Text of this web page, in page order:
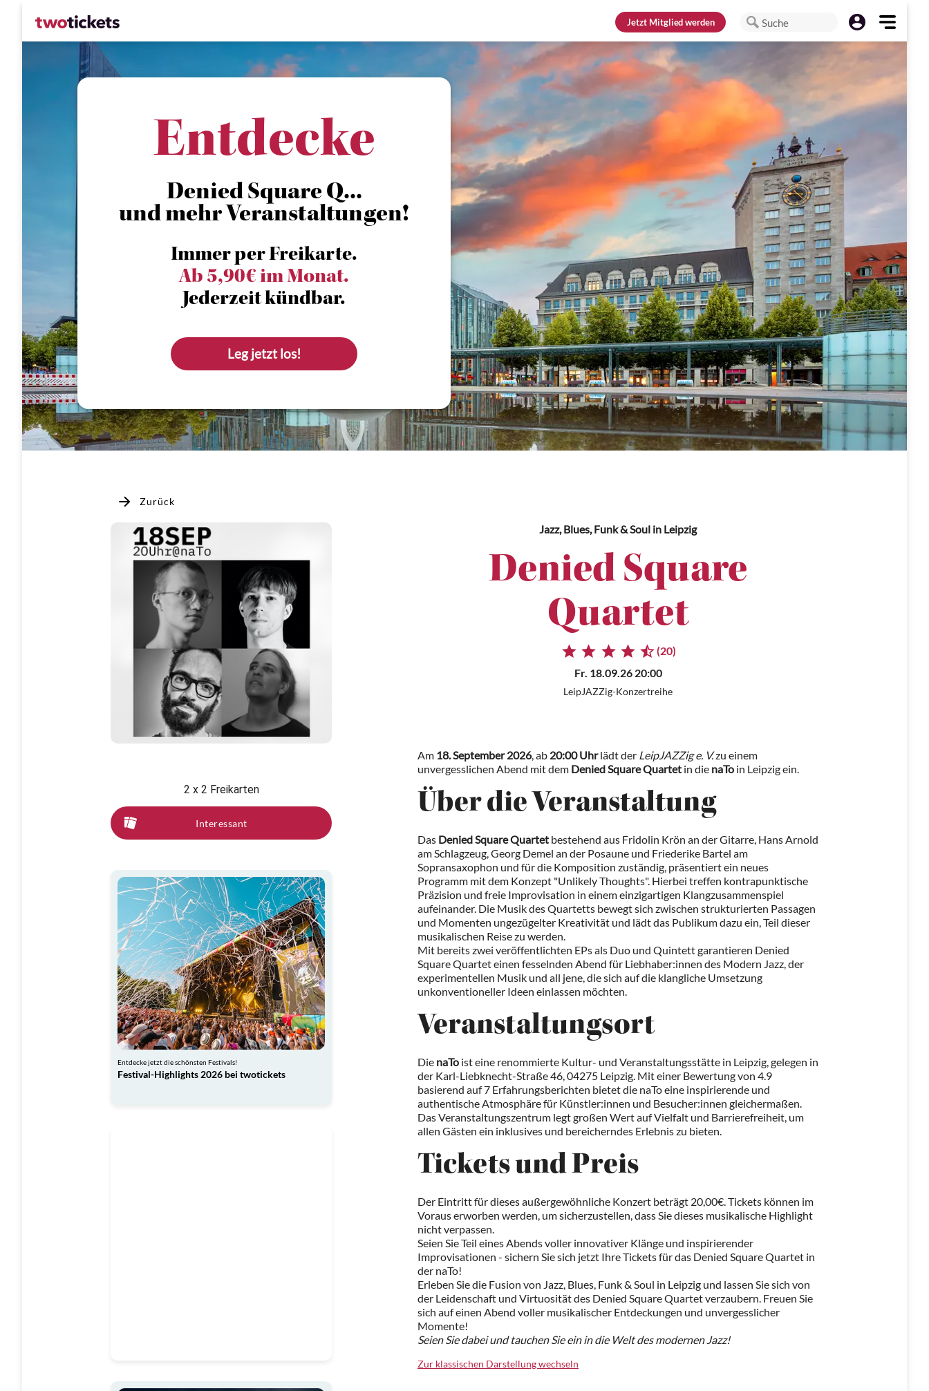
JetztMitglied werden Suche
Entdecke
Denied Square Q...
und mehr Veranstaltungen!
Immer per Freikarte.
Ab 5,90€ im Monat.
Jederzeit kündbar.
Leg jetzt los!
Zurück
2 x 2 Freikarten
Interessant
Entdecke jetzt die schönsten Festivals!
Festival-Highlights 2026 bei twotickets
Jazz, Blues, Funk & Soul in Leipzig
Denied Square
Quartet
(20)
Fr. 18.09.26 20:00
LeipJAZZig-Konzertreihe
Am 18. September 2026, ab 20:00 Uhrlädt der LeipJAZZig e. V.zu einem
unvergesslichen Abend mit dem Denied Square Quartet in die naTo in Leipzig ein.
Über die Veranstaltung
Das Denied Square Quartet bestehend aus Fridolin Krön an der Gitarre, Hans Arnold
am Schlagzeug, Georg Demel an der Posaune und Friederike Bartel am
Sopransaxophon und für die Komposition zuständig, präsentiert ein neues
Programm mit dem Konzept "Unlikely Thoughts". Hierbei treffen kontrapunktische
Präzision und freie Improvisation in einem einzigartigen Klangzusammenspiel
aufeinander. Die Musik des Quartetts bewegt sich zwischen strukturierten Passagen
und Momenten ungezügelter Kreativität und lädt das Publikum dazu ein, Teil dieser
musikalischen Reise zu werden.
Mit bereits zwei veröffentlichten EPs als Duo und Quintett garantieren Denied
Square Quartet einen fesselnden Abend für Liebhaber:innen des Modern Jazz, der
experimentellen Musik und all jene, die sich auf die klangliche Umsetzung
unkonventioneller Ideen einlassen möchten.
Veranstaltungsort
Die naTo ist eine renommierte Kultur- und Veranstaltungsstätte in Leipzig, gelegen in
der Karl-Liebknecht-Straße 46, 04275 Leipzig. Mit einer Bewertung von 4.9
basierend auf 7 Erfahrungsberichten bietet die naTo eine inspirierende und
authentische Atmosphäre für Künstler:innen und Besucher:innen gleichermaßen.
Das Veranstaltungszentrum legt großen Wert auf Vielfalt und Barrierefreiheit, um
allen Gästen ein inklusives und bereicherndes Erlebnis zu bieten.
Tickets und Preis
Der Eintritt für dieses außergewöhnliche Konzert beträgt 20,00€. Tickets können im
Voraus erworben werden, um sicherzustellen, dass Sie dieses musikalische Highlight
nicht verpassen.
Seien Sie Teil eines Abends voller innovativer Klänge und inspirierender
Improvisationen - sichern Sie sich jetzt Ihre Tickets für das Denied Square Quartet in
der naTo!
Erleben Sie die Fusion von Jazz, Blues, Funk & Soul in Leipzig und lassen Sie sich von
der Leidenschaft und Virtuosität des Denied Square Quartet verzaubern. Freuen Sie
sich auf einen Abend voller musikalischer Entdeckungen und unvergesslicher
Momente!
Seien Sie dabei und tauchen Sie ein in die Welt des modernen Jazz!
Zur klassischen Darstellung wechseln